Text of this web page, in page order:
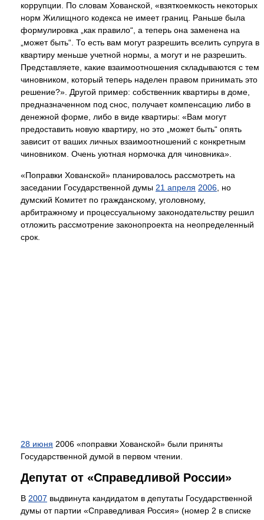
коррупции. По словам Хованской, «взяткоемкость некоторых
норм Жилищного кодекса не имеет границ. Раньше была
формулировка „как правило“, а теперь она заменена на
„может быть“. То есть вам могут разрешить вселить супруга в
квартиру меньше учетной нормы, а могут и не разрешить.
Представляете, какие взаимоотношения складываются с тем
чиновником, который теперь наделен правом принимать это
решение?». Другой пример: собственник квартиры в доме,
предназначенном под снос, получает компенсацию либо в
денежной форме, либо в виде квартиры: «Вам могут
предоставить новую квартиру, но это „может быть“ опять
зависит от ваших личных взаимоотношений с конкретным
чиновником. Очень уютная нормочка для чиновника».
«Поправки Хованской» планировалось рассмотреть на
заседании Государственной думы 21 апреля 2006 , но
думский Комитет по гражданскому, уголовному,
арбитражному и процессуальному законодательству решил
отложить рассмотрение законопроекта на неопределенный
срок.
28 июня 2006 «поправки Хованской» были приняты
Государственной думой в первом чтении.
Депутат от «Справедливой России»
В 2007 выдвинута кандидатом в депутаты Государственной
думы от партии «Справедливая Россия» (номер 2 в списке